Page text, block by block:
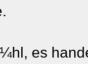
es